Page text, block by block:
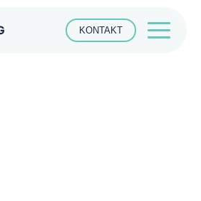
KONTAKT